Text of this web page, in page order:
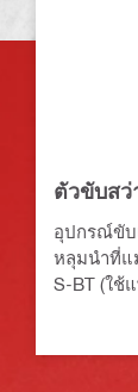
ตัวขับสว่
อุปกรณ์ขับ
หลุมนำที่แ
S-BT (ใช้